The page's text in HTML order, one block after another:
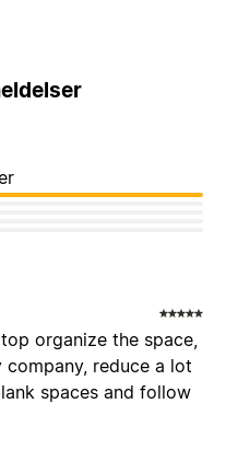
organize the space,
reduce a lot
spaces and follow